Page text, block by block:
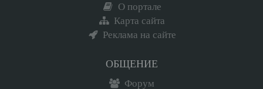
О портале
Карта сайта
Реклама на сайте
ОБЩЕНИЕ
Форум